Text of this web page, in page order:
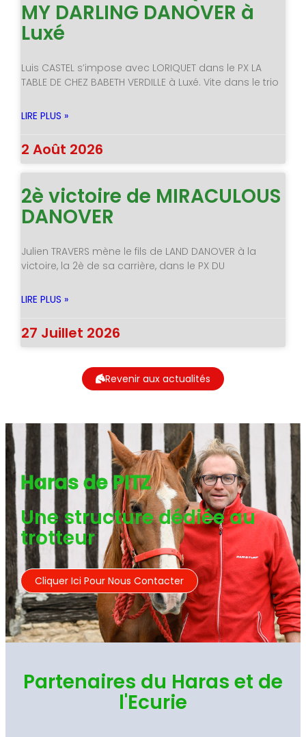
MY DARLING DANOVER à
Luxé
Luis CASTEL s’impose avec LORIQUET dans le PX LA
TABLE DE CHEZ BABETH VERDILLE à Luxé. Vite dans le trio
LIRE PLUS »
2 Août 2026
2è victoire de MIRACULOUS
DANOVER
Julien TRAVERS mène le fils de LAND DANOVER à la
victoire, la 2è de sa carrière, dans le PX DU
LIRE PLUS »
27 Juillet 2026
Revenir aux actualités
Haras de PITZ
Une structure dédiée au
trotteur
Cliquer Ici Pour Nous Contacter
Partenaires du Haras et de
l'Ecurie